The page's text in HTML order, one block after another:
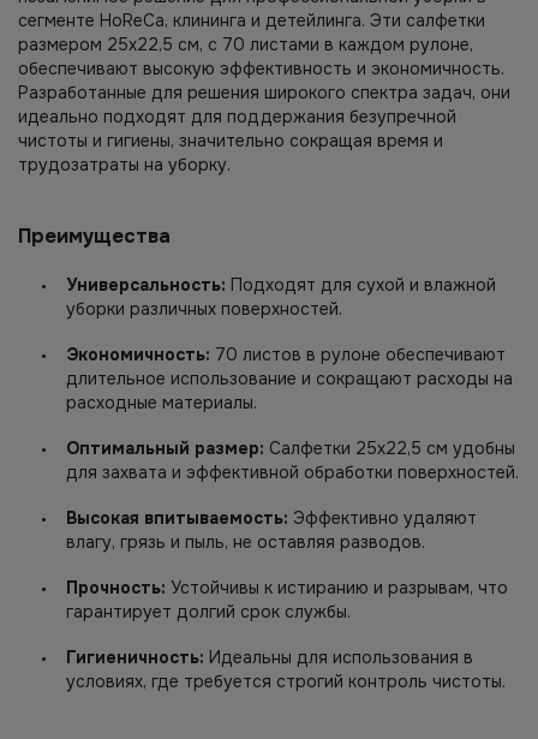
сегменте HoReCa, клининга и детейлинга. Эти салфетки
размером 25х22,5 см, с 70 листами в каждом рулоне,
обеспечивают высокую эффективность и экономичность.
Разработанные для решения широкого спектра задач, они
идеально подходят для поддержания безупречной
чистоты и гигиены, значительно сокращая время и
трудозатраты на уборку.
Преимущества
Универсальность: Подходят для сухой и влажной
уборки различных поверхностей.
Экономичность: 70 листов в рулоне обеспечивают
длительное использование и сокращают расходы на
расходные материалы.
Оптимальный размер: Салфетки 25х22,5 см удобны
для захвата и эффективной обработки поверхностей.
Высокая впитываемость: Эффективно удаляют
влагу, грязь и пыль, не оставляя разводов.
Прочность: Устойчивы к истиранию и разрывам, что
гарантирует долгий срок службы.
Гигиеничность: Идеальны для использования в
условиях, где требуется строгий контроль чистоты.